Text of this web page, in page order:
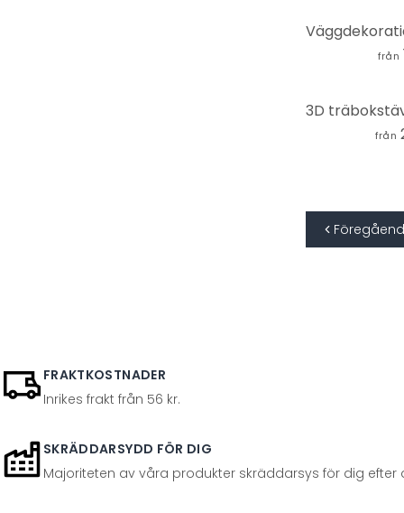
från
från
FRAKTKOSTNADER
Inrikes frakt från 56 kr.
SKRÄDDARSYDD FÖR DIG
Majoriteten av våra produkter skräddarsys för dig